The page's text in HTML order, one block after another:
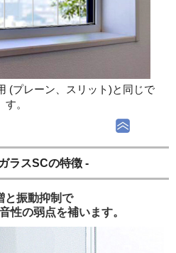
(プレーン、スリット)と同じで
す。
ラスSCの特徴 -
と振動抑制で
性の弱点を補います。